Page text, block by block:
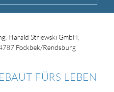
Harald Striewski GmbH,
Fockbek/Rendsburg
FÜRS LEBEN